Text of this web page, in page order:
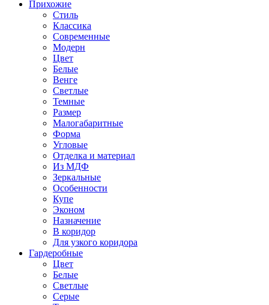
Прихожие
Стиль
Классика
Современные
Модерн
Цвет
Белые
Венге
Светлые
Темные
Размер
Малогабаритные
Форма
Угловые
Отделка и материал
Из МДФ
Зеркальные
Особенности
Купе
Эконом
Назначение
В коридор
Для узкого коридора
Гардеробные
Цвет
Белые
Светлые
Серые